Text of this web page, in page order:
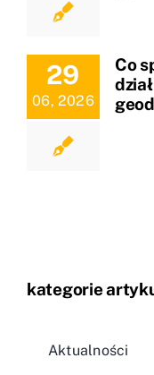
29
06, 2026
Co
kategorie
Aktualności